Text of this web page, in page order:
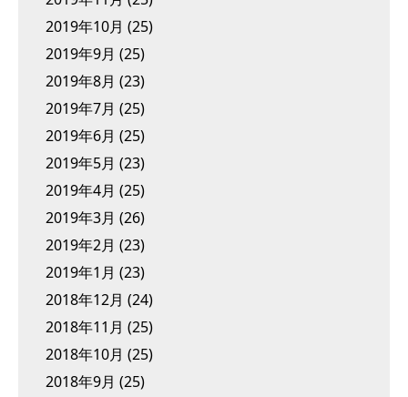
2019年10月 (25)
2019年9月 (25)
2019年8月 (23)
2019年7月 (25)
2019年6月 (25)
2019年5月 (23)
2019年4月 (25)
2019年3月 (26)
2019年2月 (23)
2019年1月 (23)
2018年12月 (24)
2018年11月 (25)
2018年10月 (25)
2018年9月 (25)